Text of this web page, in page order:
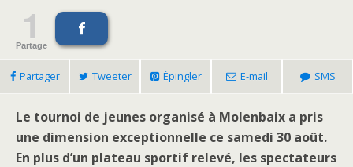
1
Partage
Partager Tweeter Épingler E-mail SMS
Le tournoi de jeunes organisé à Molenbaix a pris
une dimension exceptionnelle ce samedi 30 août.
En plus d’un plateau sportif relevé, les spectateurs